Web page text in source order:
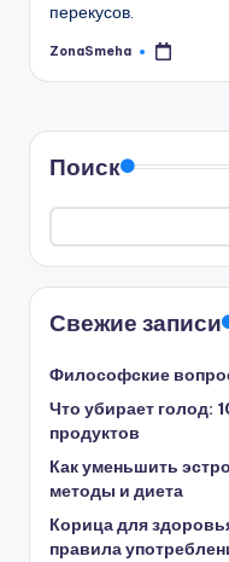
перекусов.
Запись
ZonaSmeha
Поиск
Свежие записи
Философские
Что убирает голод:
продуктов
Как уменьшить
методы и диета
Корица для
правила